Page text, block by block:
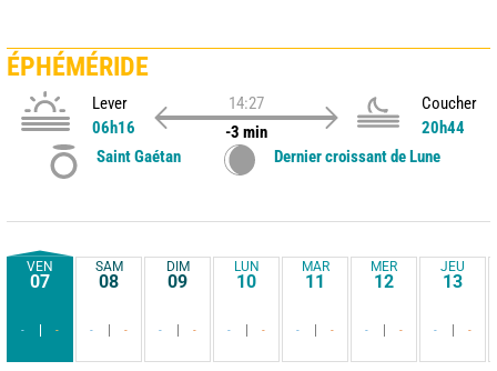
ÉPHÉMÉRIDE
Lever
06h16
14:27
-3 min
Coucher
20h44
Saint Gaétan
Dernier croissant de Lune
VEN
07
- -
SAM
08
- -
DIM
09
- -
LUN
10
- -
MAR
11
- -
MER
12
- -
JEU
13
- -